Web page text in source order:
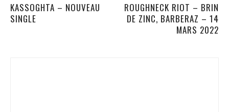
KASSOGHTA – NOUVEAU
SINGLE
ROUGHNECK RIOT – BRIN
DE ZINC, BARBERAZ – 14
MARS 2022